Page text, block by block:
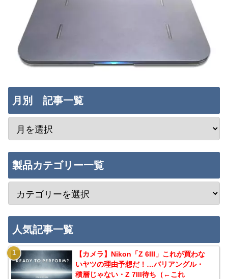
月別 記事一覧
製品カテゴリー一覧
人気記事一覧
【カメラ】Nikon「Z 6III」これが買わな
いヤツの理由予想だ！…バリアングル・
積層じゃない・Z 7III待ち（←これ